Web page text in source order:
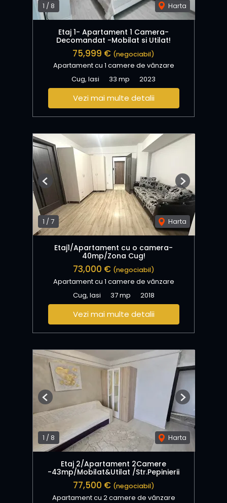
1 /8 Harta
Etaj 1- Apartament 1 Camera-
Decomandat -Mobilat si Utilat!
75,999 € (negociabil)
Apartament cu 1 camere de vânzare
Cug, Iasi
33 mp 2023
Vezi mai multe detalii
1 / 7 Harta
Previous Next
Etaj1/Apartament cu o camera-
40mp/Zona Cug!
73,000 € (negociabil)
Apartament cu 1 camere de vânzare
Cug, Iasi
37 mp 2018
Vezi mai multe detalii
1 / 8 Harta
Previous Next
Etaj 2/Apartament 2Camere
-43mp/Mobilat&Utilat /Str.Pepinierii
77,500 € (negociabil)
Apartament cu 2 camere de vânzare